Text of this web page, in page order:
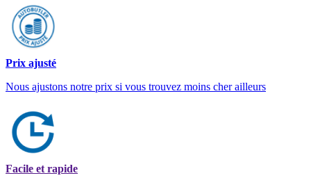
Prix ajusté
Nous ajustons notre prix si vous trouvez moins cher ailleurs
Facile et rapide